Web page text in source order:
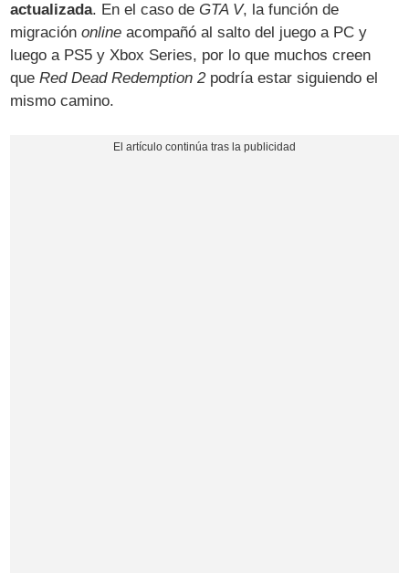
actualizada. En el caso deGTA V, la función de
migraciónonline acompañó al salto del juego a PC y
luego a PS5 y Xbox Series, por lo que muchos creen
queRed Dead Redemption 2podría estar siguiendo el
mismo camino.